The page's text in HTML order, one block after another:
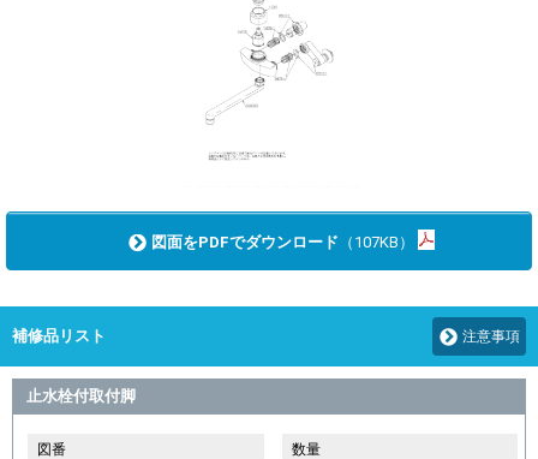
図面をPDFでダウンロード （107KB）
補修品リスト 注意事項
止水栓付取付脚
図番
数量